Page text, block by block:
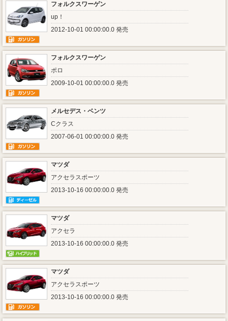
フォルクスワーゲン
up！
2012-10-01 00:00:00.0 発売
フォルクスワーゲン
ポロ
2009-10-01 00:00:00.0 発売
メルセデス・ベンツ
Cクラス
2007-06-01 00:00:00.0 発売
マツダ
アクセラスポーツ
2013-10-16 00:00:00.0 発売
マツダ
アクセラ
2013-10-16 00:00:00.0 発売
マツダ
アクセラスポーツ
2013-10-16 00:00:00.0 発売